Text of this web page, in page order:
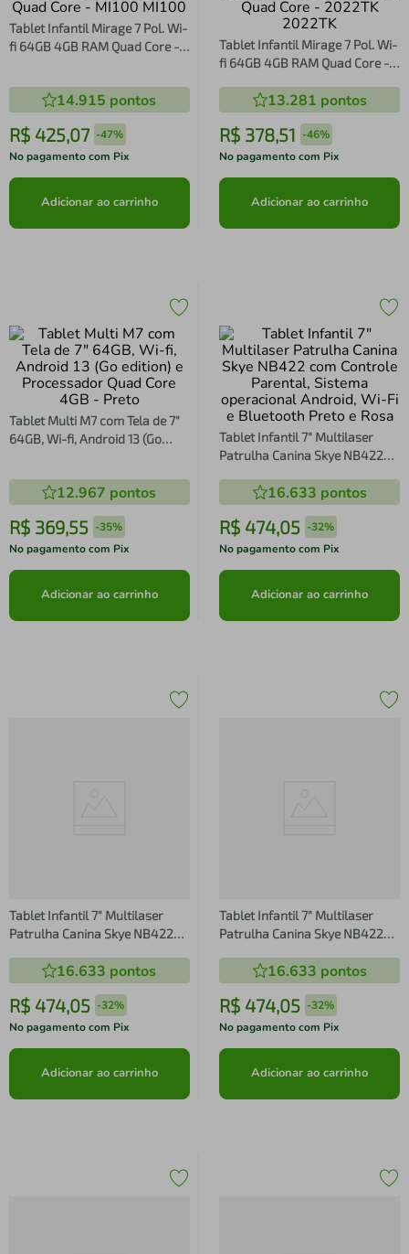
Tablet Infantil Mirage 7 Pol. Wi-
fi 64GB 4GB RAM Quad Core -
14.915 pontos
R$ 425,07 -47%
No pagamento com Pix
Adicionar ao carrinho
Tablet Infantil Mirage 7 Pol. Wi-
fi 64GB 4GB RAM Quad Core -
13.281 pontos
R$ 378,51 -46%
No pagamento com Pix
Adicionar ao carrinho
Tablet Multi M7 com Tela de 7"
64GB, Wi-fi, Android 13 (Go
12.967 pontos
R$ 369,55 -35%
No pagamento com Pix
Adicionar ao carrinho
Tablet Infantil 7" Multilaser
Patrulha Canina Skye NB422
operacional Android, Wi-Fi e
Bluetooth Preto e Rosa
16.633 pontos
R$ 474,05 -32%
No pagamento com Pix
Adicionar ao carrinho
Tablet Infantil 7" Multilaser
Patrulha Canina Skye NB422
operacional Android, Wi-Fi e
Bluetooth Preto e Rosa
16.633 pontos
R$ 474,05 -32%
No pagamento com Pix
Adicionar ao carrinho
Tablet Infantil 7" Multilaser
Patrulha Canina Skye NB422
operacional Android, Wi-Fi e
Bluetooth Preto e Rosa
16.633 pontos
R$ 474,05 -32%
No pagamento com Pix
Adicionar ao carrinho